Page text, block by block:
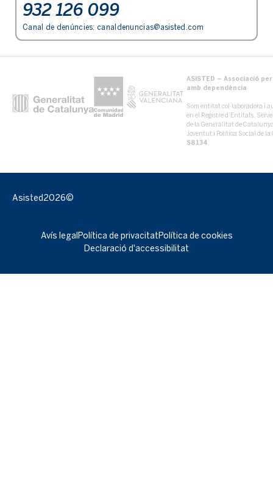
932 126 099
Canal de denúncies: canaldenuncias@asisted.com
ASISTED – Associació
amb dependència
Som entitat col·laboradora i
en el Registre d’Entitats,
de la Generalitat de
Joventut i Política Social de
S8134 .
Asisted 2026©
Avís legal Política de privacitat Política de cookies
Declaració d'accessibilitat